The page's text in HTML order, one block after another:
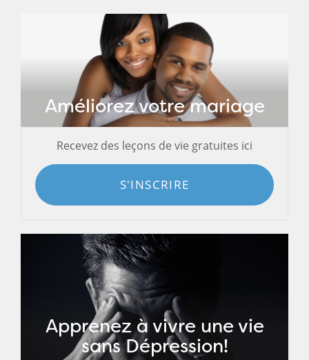
Améliorez votre mariage
Recevez des leçons de vie gratuites ici
S'INSCRIRE
Apprenez à vivre une vie
sans Dépression!